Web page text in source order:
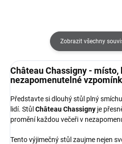
Zobrazit všechny
Château Chassigny - místo,
nezapomenutelné
Představte si dlouhý stůl plný
lidí. Stůl Château Chassigny je
promění každou večeři v
Tento výjimečný stůl zaujme nejen